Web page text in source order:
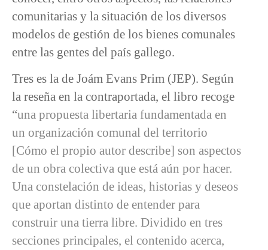
comunitarias y la situación de los diversos
modelos de gestión de los bienes comunales
entre las gentes del país gallego.
Tres es la de Joám Evans Prim (JEP). Según
la reseña en la contraportada, el libro recoge
“una propuesta libertaria fundamentada en
un organización comunal del territorio
[Cómo el propio autor describe] son aspectos
de un obra colectiva que está aún por hacer.
Una constelación de ideas, historias y deseos
que aportan distinto de entender para
construir una tierra libre. Dividido en tres
secciones principales, el contenido acerca,